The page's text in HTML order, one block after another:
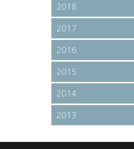
2018
2017
2016
2015
2014
2013